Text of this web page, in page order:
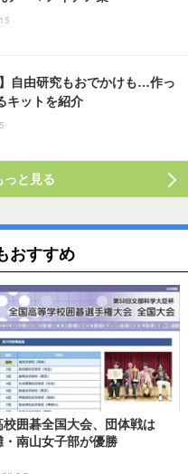
】自由研究もおでかけも…作っ
キットを紹介
っと見る
おすすめ
校囲碁全国大会、団体戦は
・南山女子部が優勝